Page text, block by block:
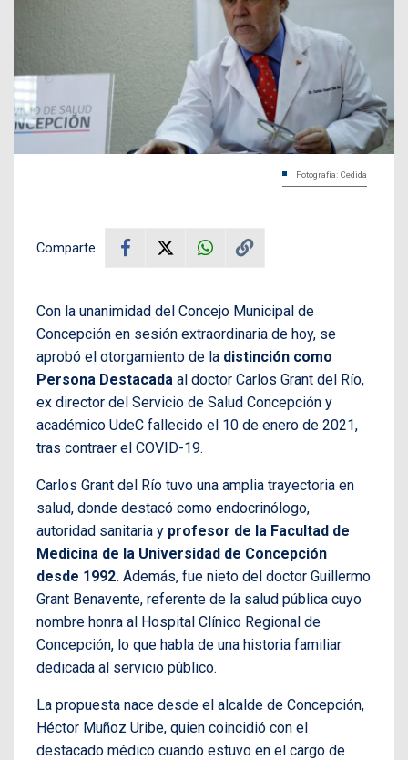
Fotografía: Cedida
Comparte
Con la unanimidad del Concejo Municipal de
Concepción en sesión extraordinaria de hoy, se
aprobó el otorgamiento de la distinción como
Persona Destacada al doctor Carlos Grant del Río,
ex director del Servicio de Salud Concepción y
académico UdeC fallecido el 10 de enero de 2021,
tras contraer el COVID-19.
Carlos Grant del Río tuvo una amplia trayectoria en
salud, donde destacó como endocrinólogo,
autoridad sanitaria y profesor de la Facultad de
Medicina de la Universidad de Concepción
desde 1992. Además, fue nieto del doctor Guillermo
Grant Benavente, referente de la salud pública cuyo
nombre honra al Hospital Clínico Regional de
Concepción, lo que habla de una historia familiar
dedicada al servicio público.
La propuesta nace desde el alcalde de Concepción,
Héctor Muñoz Uribe, quien coincidió con el
destacado médico cuando estuvo en el cargo de